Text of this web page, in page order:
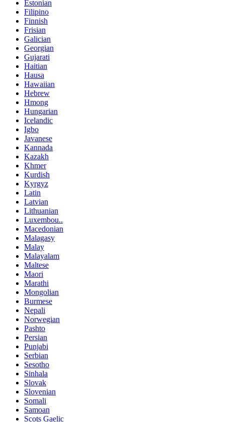
Estonian
Filipino
Finnish
Frisian
Galician
Georgian
Gujarati
Haitian
Hausa
Hawaiian
Hebrew
Hmong
Hungarian
Icelandic
Igbo
Javanese
Kannada
Kazakh
Khmer
Kurdish
Kyrgyz
Latin
Latvian
Lithuanian
Luxembou..
Macedonian
Malagasy
Malay
Malayalam
Maltese
Maori
Marathi
Mongolian
Burmese
Nepali
Norwegian
Pashto
Persian
Punjabi
Serbian
Sesotho
Sinhala
Slovak
Slovenian
Somali
Samoan
Scots Gaelic